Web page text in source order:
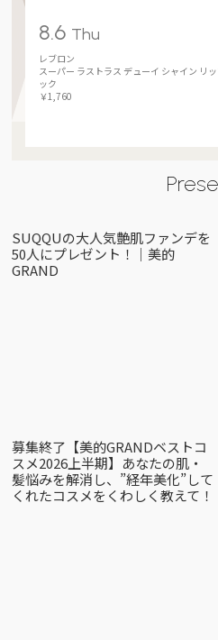
8.6 Thu
レブロン
スーパー ラストラス デューイ シャイン リ
ック
￥1,760
SUQQUの大人気艶肌ファンデを
50人にプレゼント！｜美的
GRAND
募集終了【美的GRANDベストコ
スメ2026上半期】あなたの肌・
髪悩みを解消し、”経年美化”して
くれたコスメをくわしく教えて！